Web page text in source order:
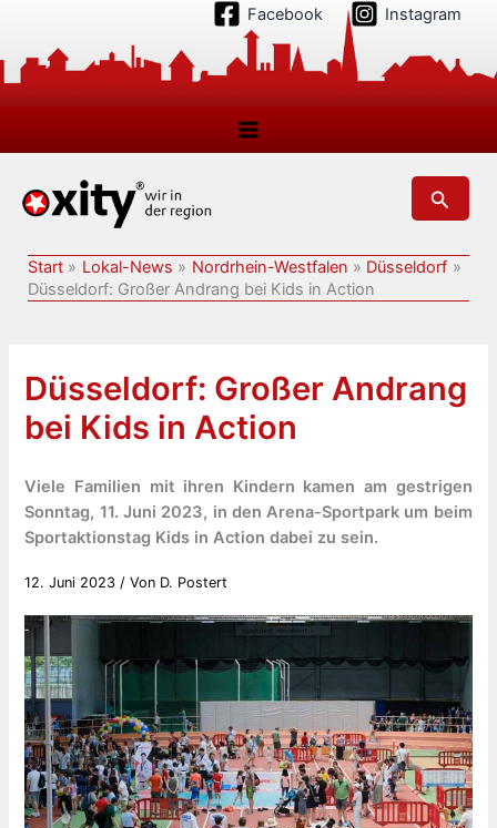
springen
Facebook Instagram
Suchen
Start Lokal-News Nordrhein-Westfalen
Düsseldorf
Düsseldorf: Großer Andrang bei Kids in Action
Düsseldorf: Großer Andrang
bei Kids in Action
Viele Familien mit ihren Kindern kamen am gestrigen
Sonntag, 11. Juni 2023, in den Arena-Sportpark um beim
Sportaktionstag Kids in Action dabei zu sein.
12. Juni 2023 / Von D. Postert